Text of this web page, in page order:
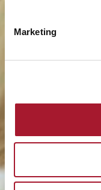
Marketing